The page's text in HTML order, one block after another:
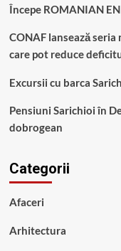
Începe ROMANIAN
CONAF lansează seria
care pot reduce
Excursii cu barca
Pensiuni Sarichioi în
dobrogean
Categorii
Afaceri
Arhitectura